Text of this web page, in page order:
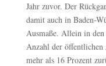
Jahr zuvor. Der
damit auch in Baden-
Ausmaße. Allein in den
Anzahl der
mehr als 16 Prozent